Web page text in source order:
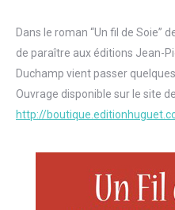
Dans le roman “Un fil de Soie”
de paraître aux éditions Jean-
Duchamp vient passer
Ouvrage disponible sur le site
http://